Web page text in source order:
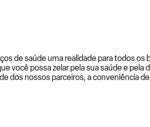
de saúde uma realidade para todos
você possa zelar pela sua saúde e
dos nossos parceiros, a conveniência